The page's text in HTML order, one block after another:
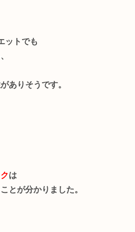
ットでも
ありそうです。
は
とが分かりました。